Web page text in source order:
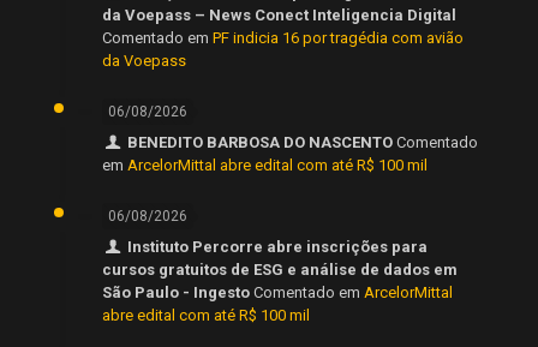
da Voepass – News Conect Inteligencia Digital
Comentado em PF indicia 16 por tragédia com avião
da Voepass
06/08/2026
BENEDITO BARBOSA DO NASCENTO Comentado
em ArcelorMittal abre edital com até R$ 100 mil
06/08/2026
Instituto Percorre abre inscrições para
cursos gratuitos de ESG e análise de dados em
São Paulo - Ingesto Comentado em ArcelorMittal
abre edital com até R$ 100 mil